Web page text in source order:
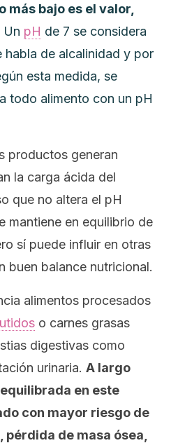
más bajo es el valor,
Un pH de 7 se considera
habla de alcalinidad y por
esta medida, se
todo alimento con un pH
productos generan
la carga ácida del
que no altera el pH
mantiene en equilibrio de
sí puede influir en otras
buen balance nutricional.
alimentos procesados
o carnes grasas
digestivas como
urinaria. A largo
en este
con mayor riesgo de
de masa ósea,